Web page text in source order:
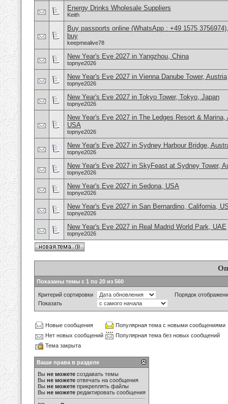
Energy Drinks Wholesale Suppliers
Keith
Buy passports online (WhatsApp : +49 1575
buy
keepmealive78
New Year's Eve 2027 in Yangzhou, China
topnye2026
New Year's Eve 2027 in Vienna Danube Tower, Austria
topnye2026
New Year's Eve 2027 in Tokyo Tower, Tokyo, Japan
topnye2026
New Year's Eve 2027 in The Ledges Resort &
USA
topnye2026
New Year's Eve 2027 in Sydney Harbour Bridge,
topnye2026
New Year's Eve 2027 in SkyFeast at Sydney Tower,
topnye2026
New Year's Eve 2027 in Sedona, USA
topnye2026
New Year's Eve 2027 in San Bernardino, California,
topnye2026
New Year's Eve 2027 in Real Madrid World Park, UAE
topnye2026
Показаны темы с 1 по 20 из 560
Критерий сортировки
Порядок
Показать
Новые сообщения
Популярная тема с новыми сообщениями
Нет новых сообщений
Популярная тема без новых сообщений
Тема закрыта
Ваши права в разделе
Вы не можете создавать темы
Вы не можете отвечать на сообщения
Вы не можете прикреплять файлы
Вы не можете редактировать сообщения